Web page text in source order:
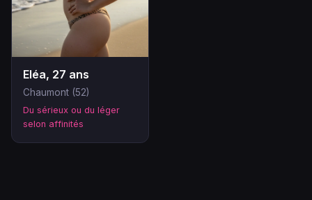
Eléa, 27 ans
Chaumont (52)
Du sérieux ou du léger
selon affinités